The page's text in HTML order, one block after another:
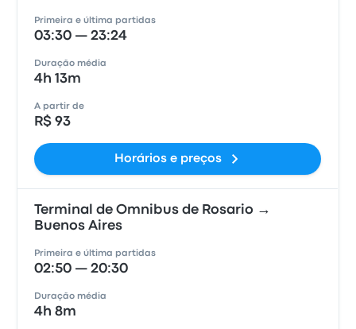
Primeira e última partidas
03:30 — 23:24
Duração média
4h 13m
A partir de
R$ 93
Horários e preços
Terminal de Omnibus de Rosario →
Buenos Aires
Primeira e última partidas
02:50 — 20:30
Duração média
4h 8m